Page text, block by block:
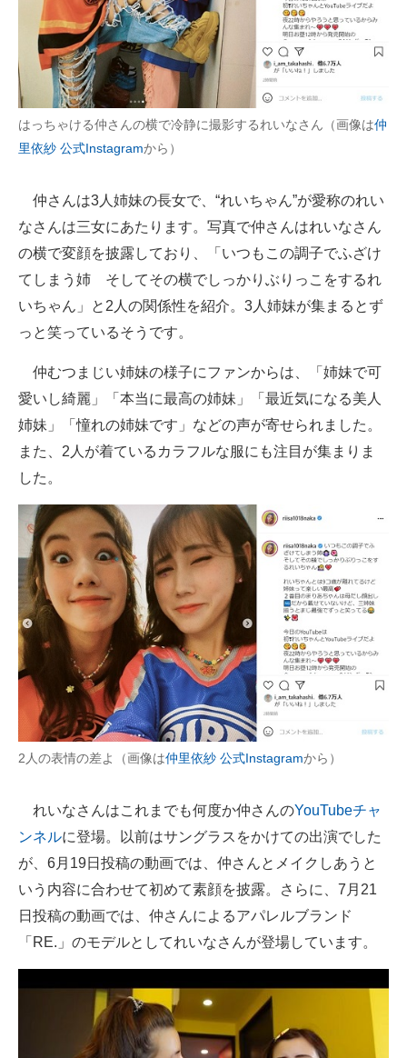
AI活用のいまが分かる
企業ITのトレンドを詳説
経営リーダーのコミュニティ
マーケ×ITの今がよく分かる
企業向けIT製品の総合サイト
製造業のIT導入・活用を支援
エレクトロニクス専門サイト
電子設計の基本と応用
エネルギーの専門メディア
ちょっと気になるネットの話題
はっちゃける仲さんの横で冷静に撮影するれいなさん（画像は仲
里依紗 公式Instagramから）
仲さんは3人姉妹の長女で、“れいちゃん”が愛称のれい
なさんは三女にあたります。写真で仲さんはれいなさん
の横で変顔を披露しており、「いつもこの調子でふざけ
てしまう姉 そしてその横でしっかりぶりっこをするれ
いちゃん」と2人の関係性を紹介。3人姉妹が集まるとず
っと笑っているそうです。
仲むつまじい姉妹の様子にファンからは、「姉妹で可
愛いし綺麗」「本当に最高の姉妹」「最近気になる美人
姉妹」「憧れの姉妹です」などの声が寄せられました。
また、2人が着ているカラフルな服にも注目が集まりま
した。
2人の表情の差よ（画像は仲里依紗 公式Instagramから）
れいなさんはこれまでも何度か仲さんのYouTubeチャ
ンネルに登場。以前はサングラスをかけての出演でした
が、6月19日投稿の動画では、仲さんとメイクしあうと
いう内容に合わせて初めて素顔を披露。さらに、7月21
日投稿の動画では、仲さんによるアパレルブランド
「RE.」のモデルとしてれいなさんが登場しています。